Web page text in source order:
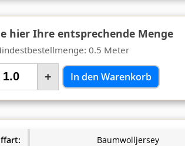
hier Ihre entsprechende Menge
0.5 Meter
+ In den Warenkorb
Baumwolljersey